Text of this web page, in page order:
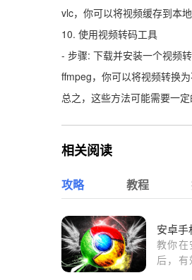
vlc，你可以将视频缓存到本
10. 使用视频转码工具
- 步骤: 下载并安装一个视频
ffmpeg，你可以将视频转换
总之，这些方法可能需要一
相关阅读
攻略 教程
教你在
后，